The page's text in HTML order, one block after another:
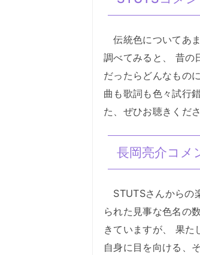
伝統色についてあ
調べてみると、 昔の
だったらどんなもの
曲も歌詞も色々試行
た、ぜひお聴きくださ
長岡亮介コメ
STUTSさんからの
られた見事な色名の
きていますが、 果た
自身に目を向ける、